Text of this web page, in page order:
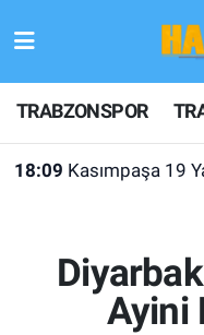
TRABZONSPOR
18:09 Kasımpaşa 19
Ayini
TRABZONSPOR
TRABZON
KULİS MEYDANI
Hava Durumu
Trafik Durumu
Son Dakika